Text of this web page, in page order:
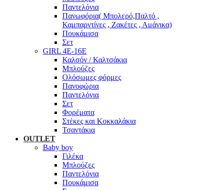
Παντελόνια
Πανωφόρια( Μπολερό,Παλτό ,
Καμπαρντίνες , Ζακέτες , Αμάνικα)
Πουκάμισα
Σετ
GIRL 4Ε-16Ε
Καλσόν / Καλτσάκια
Μπλούζες
Ολόσωμες φόρμες
Πανοφώρια
Παντελόνια
Σετ
Φορέματα
Στέκες και Κοκκαλάκια
Τσαντάκια
OUTLET
Baby boy
Γιλέκα
Μπλούζες
Παντελόνια
Πουκάμισα